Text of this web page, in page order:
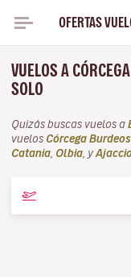
OFERTAS
VUELOS A
SOLO
Quizás buscas vuelos a
vuelos Córcega Burdeos
Catania Olbia , y